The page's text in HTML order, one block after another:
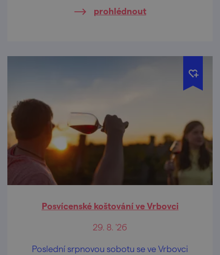
prohlédnout
Posvícenské koštování ve Vrbovci
29. 8. '26
Poslední srpnovou sobotu se ve Vrbovci